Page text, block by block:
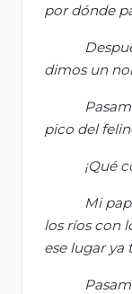
por dónde
dimos un
pico del
¡Qué
Mi
los ríos con
ese lugar ya